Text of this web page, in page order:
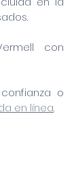
con
o
en línea.